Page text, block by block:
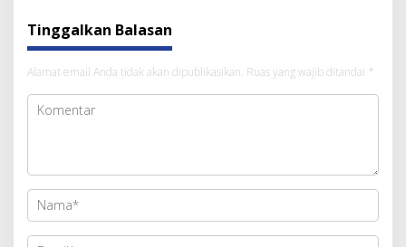
Tinggalkan Balasan
Alamat email Anda tidak akan dipublikasikan. Ruas yang wajib ditandai *